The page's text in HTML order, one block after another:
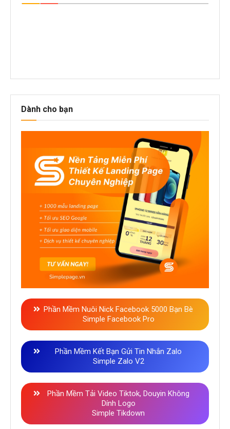
Dành cho bạn
Phần Mềm Nuôi Nick Facebook 5000 Bạn Bè
Simple Facebook Pro
Phần Mềm Kết Bạn Gửi Tin Nhắn Zalo
Simple Zalo V2
Phần Mềm Tải Video Tiktok, Douyin Không
Dính Logo
Simple Tikdown